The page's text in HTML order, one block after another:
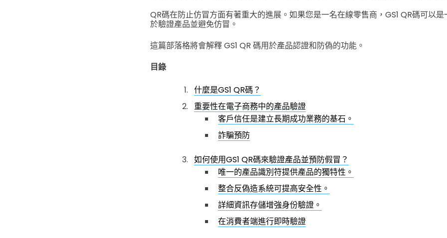
QR碼在防止仿冒方面有著重大的進展。如果您是一名在線零售商，GS1 QR碼可以
於驗證產品並避免仿冒。
這篇部落格將會解釋 GS1 QR 碼用於產品認證和防偽的功能。
目錄
什麼是GS1 QR碼？
重要性在電子商務中的產品驗證
客戶信任是建立長期成功業務的基石。
詐騙預防
如何使用GS1 QR碼來驗證產品並預防假冒？
唯一的產品識別符提供產品的獨特性。
整合反偽造系統可提高安全性。
詳細資訊存儲增強身份驗證。
在消費者端進行即時驗證